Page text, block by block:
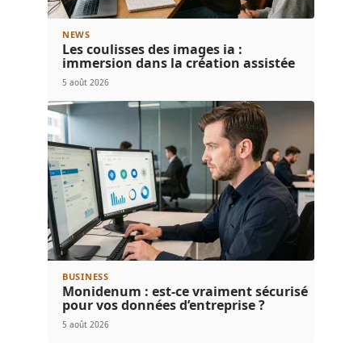
NEWS
Les coulisses des images ia :
immersion dans la création assistée
5 août 2026
BUSINESS
Monidenum : est-ce vraiment sécurisé
pour vos données d’entreprise ?
5 août 2026